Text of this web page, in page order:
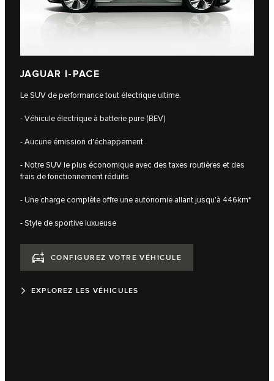
JAGUAR I-PACE
Le SUV de performance tout électrique ultime.
- Véhicule électrique à batterie pure (BEV)
- Aucune émission d'échappement
- Notre SUV le plus économique avec des taxes routières et des
frais de fonctionnement réduits
- Une charge complète offre une autonomie allant jusqu'à 446km*
- Style de sportive luxueuse
CONFIGUREZ VOTRE VÉHICULE
EXPLOREZ LES VÉHICULES